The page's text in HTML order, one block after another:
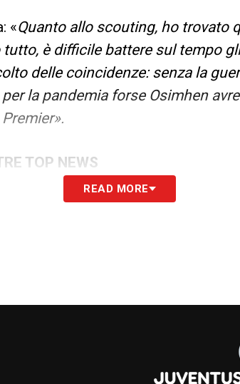
«Quanto allo scouting, ho trovato
è difficile battere sul tempo
delle coincidenze: senza la
la pandemia forse Osimhen
TOP NEWS
READ MORE